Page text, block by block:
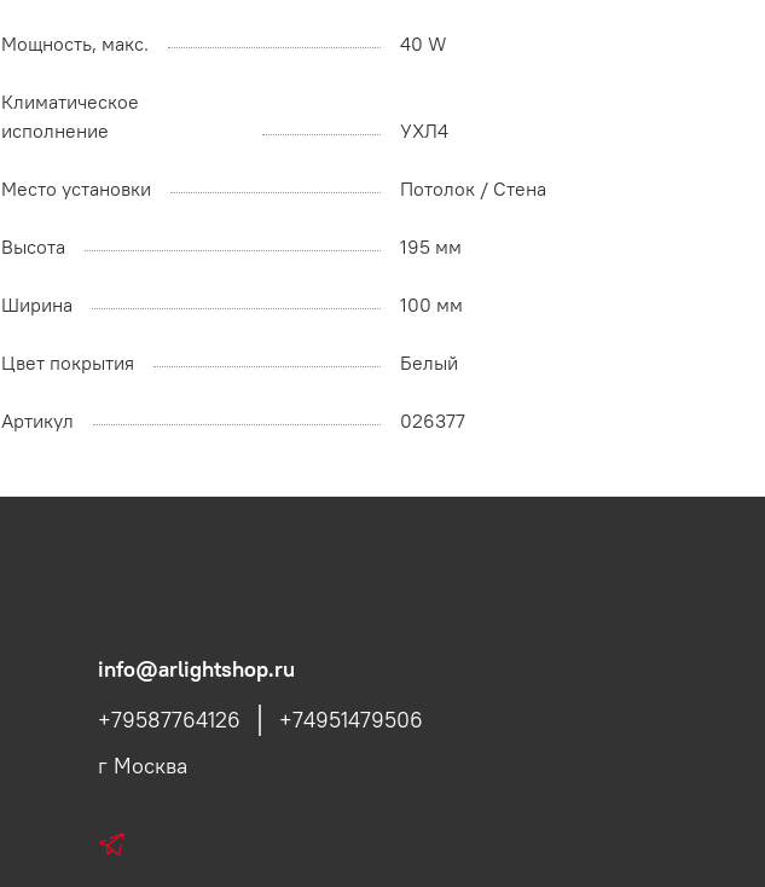
Мощность, макс. 40 W
Климатическое
исполнение
УХЛ4
Место установки Потолок / Cтена
Высота 195 мм
Ширина 100 мм
Цвет покрытия Белый
Артикул 026377
info@arlightshop.ru
+79587764126
+74951479506
г Москва